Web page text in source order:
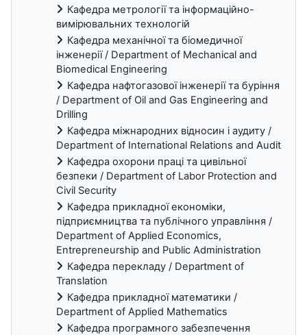
Кафедра метрології та інформаційно-
вимірювальних технологій
Кафедра механічної та біомедичної
інженерії / Department of Mechanical and
Biomedical Engineering
Кафедра нафтогазової інженерії та буріння
/ Department of Oil and Gas Engineering and
Drilling
Кафедра міжнародних відносин і аудиту /
Department of International Relations and Audit
Кафедра охорони праці та цивільної
безпеки / Department of Labor Protection and
Civil Security
Кафедра прикладної економіки,
підприємництва та публічного управління /
Department of Applied Economics,
Entrepreneurship and Public Administration
Кафедра перекладу / Department of
Translation
Кафедра прикладної математики /
Department of Applied Mathematics
Кафедра програмного забезпечення